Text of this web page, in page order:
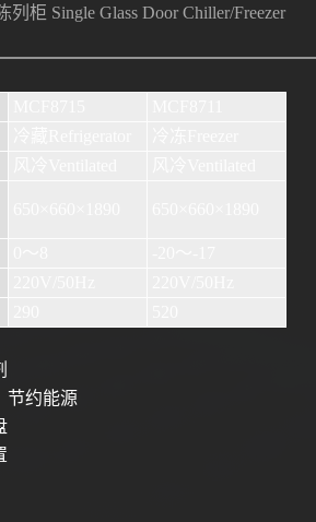
柜 Single Glass Door Chiller/Freezer
节约能源